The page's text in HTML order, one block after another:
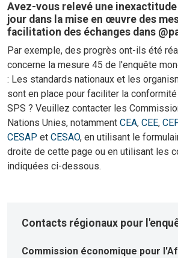
Avez-vous relevé une inexactitude
jour dans la mise en œuvre des
facilitation des échanges dans
Par exemple, des progrès ont-ils été
concerne la mesure 45 de l'enquête
: Les standards nationaux et les
sont en place pour faciliter la
SPS ? Veuillez contacter les
Nations Unies, notamment CEA, CEE,
CESAP et CESAO, en utilisant le
droite de cette page ou en utilisant les
indiquées ci-dessous.
Contacts régionaux pour
Commission économique pour